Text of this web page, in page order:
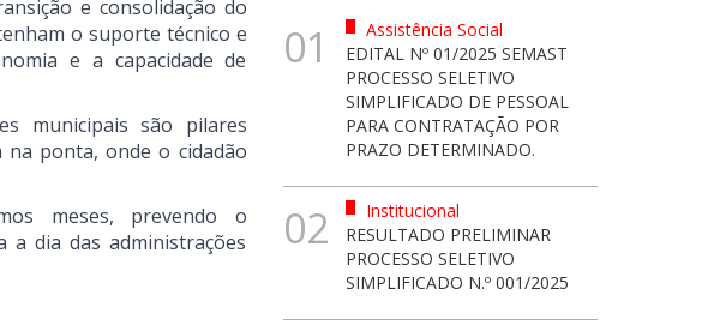
e consolidação do
o suporte técnico e
e a capacidade de
municipais são pilares
ponta, onde o cidadão
meses, prevendo o
dia das administrações
01
Assistência Social
EDITAL Nº 01/2025 SEMAST
PROCESSO SELETIVO
SIMPLIFICADO DE PESSOAL
PARA CONTRATAÇÃO POR
PRAZO DETERMINADO.
02
Institucional
RESULTADO PRELIMINAR
PROCESSO SELETIVO
SIMPLIFICADO N.º 001/2025